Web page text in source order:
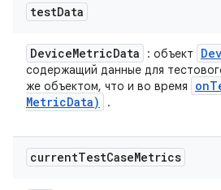
testData
DeviceMetricData : объект
содержащий данные для
же объектом, что и во время
MetricData) .
currentTestCaseMetrics